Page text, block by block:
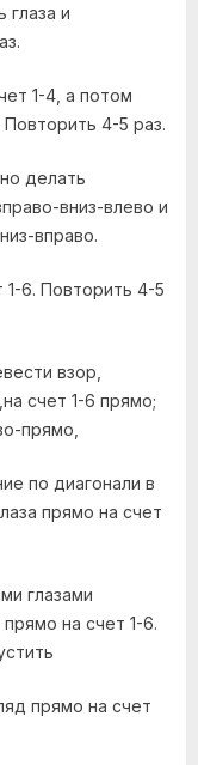
и
1-4, а потом
Повторить 4-5 раз.
делать
вниз-влево и
вправо.
6. Повторить 4-5
взор,
счет 1-6 прямо;
прямо,
по диагонали в
прямо на счет
глазами
на счет 1-6.
прямо на счет